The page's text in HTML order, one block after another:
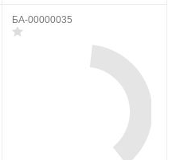
БА-00000035